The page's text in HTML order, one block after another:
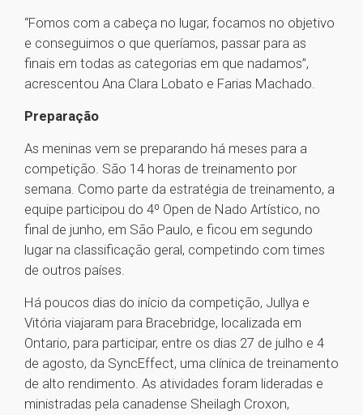
“Fomos com a cabeça no lugar, focamos no objetivo
e conseguimos o que queríamos, passar para as
finais em todas as categorias em que nadamos”,
acrescentou Ana Clara Lobato e Farias Machado.
Preparação
As meninas vem se preparando há meses para a
competição. São 14 horas de treinamento por
semana. Como parte da estratégia de treinamento, a
equipe participou do 4º Open de Nado Artístico, no
final de junho, em São Paulo, e ficou em segundo
lugar na classificação geral, competindo com times
de outros países.
Há poucos dias do início da competição, Jullya e
Vitória viajaram para Bracebridge, localizada em
Ontario, para participar, entre os dias 27 de julho e 4
de agosto, da SyncEffect, uma clínica de treinamento
de alto rendimento. As atividades foram lideradas e
ministradas pela canadense Sheilagh Croxon,